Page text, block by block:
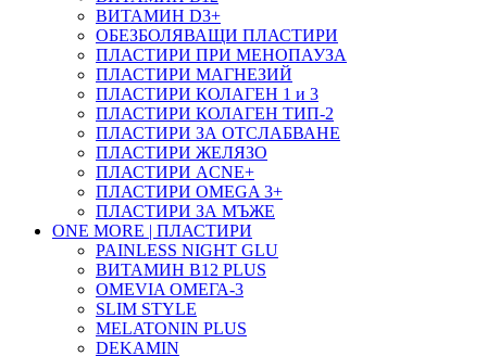
ВИТАМИН D3+
ОБЕЗБОЛЯВАЩИ ПЛАСТИРИ
ПЛАСТИРИ ПРИ МЕНОПАУЗА
ПЛАСТИРИ МАГНЕЗИЙ
ПЛАСТИРИ КОЛАГЕН 1 и 3
ПЛАСТИРИ КОЛАГЕН ТИП-2
ПЛАСТИРИ ЗА ОТСЛАБВАНЕ
ПЛАСТИРИ ЖЕЛЯЗО
ПЛАСТИРИ ACNE+
ПЛАСТИРИ OMEGA 3+
ПЛАСТИРИ ЗА МЪЖЕ
ONE MORE | ПЛАСТИРИ
PAINLESS NIGHT GLU
ВИТАМИН B12 PLUS
ОMEVIA ОМЕГА-3
SLIM STYLE
MELATONIN PLUS
DEKAMIN